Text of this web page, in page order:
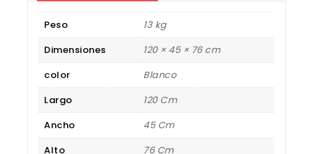
Peso
13 kg
Dimensiones
120 × 45 × 76 cm
color
Blanco
Largo
120 Cm
Ancho
45 Cm
Alto
76 Cm